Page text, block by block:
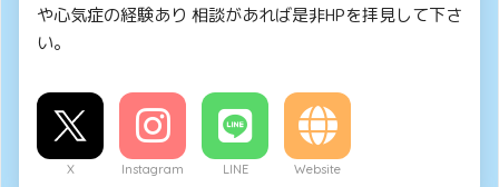
や心気症の経験あり 相談があれば是非HPを拝見して下さ
い。
X Instagram LINE Website